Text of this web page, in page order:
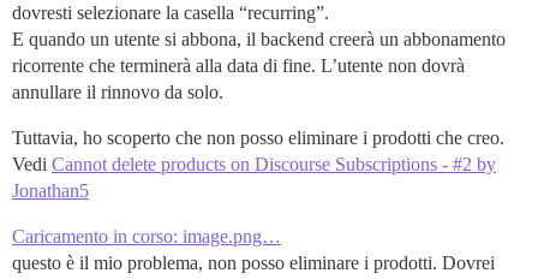
dovresti selezionare la casella “recurring”.
E quando un utente si abbona, il backend creerà un abbonamento
ricorrente che terminerà alla data di fine. L’utente non dovrà
annullare il rinnovo da solo.
Tuttavia, ho scoperto che non posso eliminare i prodotti che creo.
Vedi Cannot delete products on Discourse Subscriptions - #2 by
Jonathan5
Caricamento in corso: image.png…
questo è il mio problema, non posso eliminare i prodotti. Dovrei